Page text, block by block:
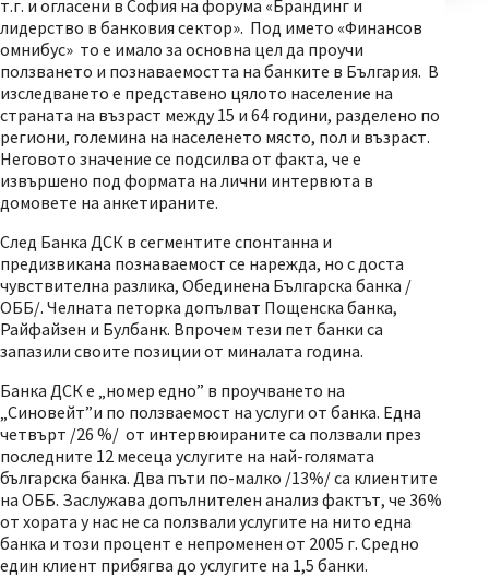
т.г. и огласени в София на форума «Брандинг и
лидерство в банковия сектор». Под името «Финансов
омнибус» то е имало за основна цел да проучи
ползването и познаваемостта на банките в България. В
изследването е представено цялото население на
страната на възраст между 15 и 64 години, разделено по
региони, големина на населенето място, пол и възраст.
Неговото значение се подсилва от факта, че е
извършено под формата на лични интервюта в
домовете на анкетираните.
След Банка ДСК в сегментите спонтанна и
предизвикана познаваемост се нарежда, но с доста
чувствителна разлика, Обединена Българска банка /
ОББ/. Челната петорка допълват Пощенска банка,
Райфайзен и Булбанк. Впрочем тези пет банки са
запазили своите позиции от миналата година.
Банка ДСК е „номер едно” в проучването на
„Синовейт”и по ползваемост на услуги от банка. Една
четвърт /26 %/ от интервюираните са ползвали през
последните 12 месеца услугите на най-голямата
българска банка. Два пъти по-малко /13%/ са клиентите
на ОББ. Заслужава допълнителен анализ фактът, че 36%
от хората у нас не са ползвали услугите на нито една
банка и този процент е непроменен от 2005 г. Средно
един клиент прибягва до услугите на 1,5 банки.